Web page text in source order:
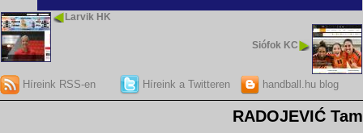
Larvik HK
Siófok KC
Híreink RSS-en Híreink a Twitteren handball.hu blog
RADOJEVIĆ